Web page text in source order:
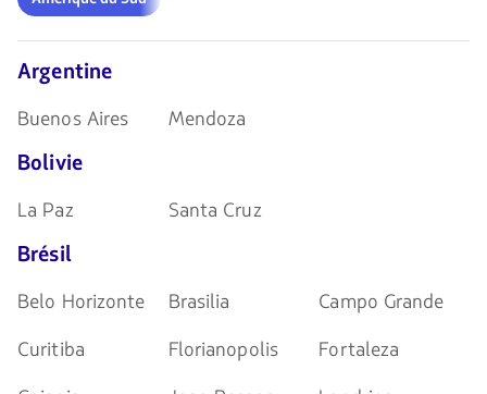
du
Argentine
Buenos Aires Mendoza
Bolivie
La Paz Santa Cruz
Brésil
Belo Horizonte Brasilia
Campo Grande
Curitiba
Florianopolis
Fortaleza